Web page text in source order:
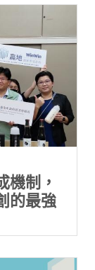
機制，
的最強